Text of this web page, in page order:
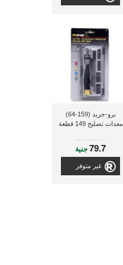
برو-جريد (159-64)
معدات تصليح 149 قطعة
79.7جنية
غير متوفر